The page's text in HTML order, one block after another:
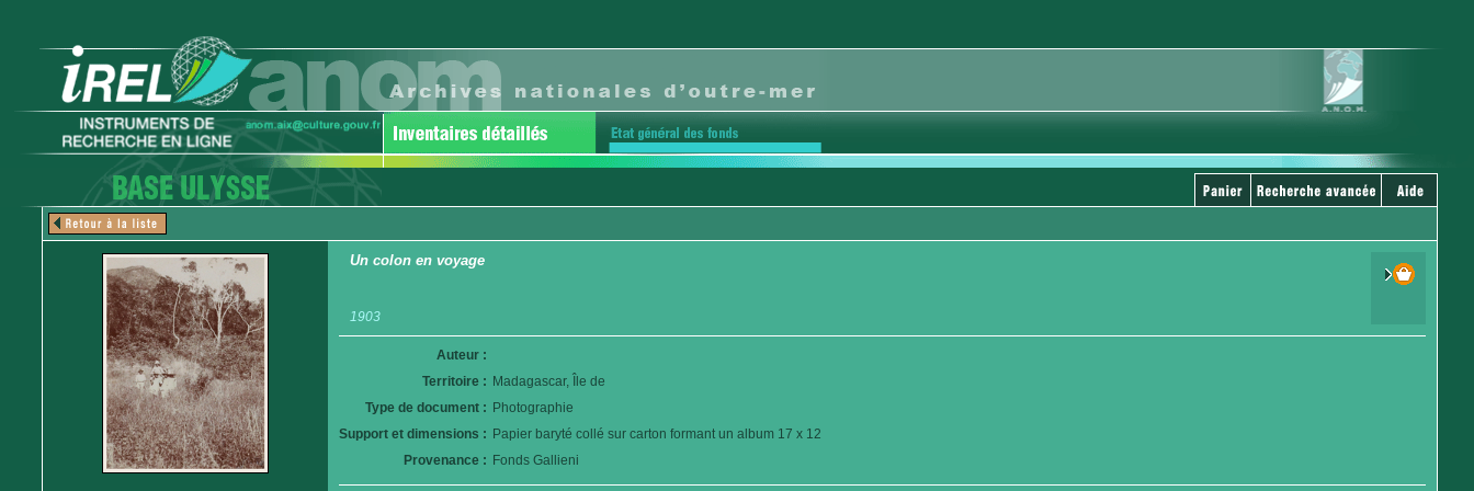
Un colon en voyage
1903
Auteur :
Territoire : Madagascar, Île de
Type de document : Photographie
Support et dimensions : Papier baryté collé sur carton formant un album 17 x 12
Provenance : Fonds Gallieni